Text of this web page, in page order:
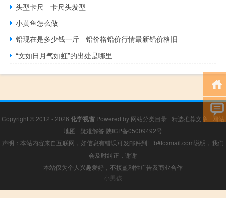
头型卡尺 - 卡尺头发型
小黄鱼怎么做
铅现在是多少钱一斤 - 铅价格铅价行情最新铅价格旧
“文如日月气如虹”的出处是哪里
Copyright © 2012 - 2026 化学视窗 Powered by 网站分类目录 | 精选推荐文章 | 网站
地图 | 疑难解答 陕ICP备05009492号
声明：本站内容来自互联网，如信息有错误可发邮件到f_fb#foxmail.com说明，我们
会及时纠正，谢谢
本站仅为个人兴趣爱好，不接盈利性广告及商业合作
小男孩